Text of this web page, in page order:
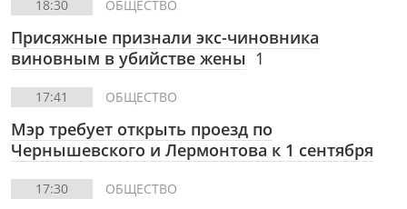
18:30 ОБЩЕСТВО
Присяжные признали экс-чиновника
виновным в убийстве жены 1
17:41 ОБЩЕСТВО
Мэр требует открыть проезд по
Чернышевского и Лермонтова к 1 сентября
17:30 ОБЩЕСТВО